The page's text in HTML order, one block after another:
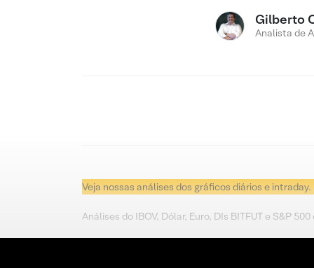
Gilberto
Analista de
Veja nossas análises dos gráficos diários e intraday.
Análises do IBOV, Dólar, Euro, DIs BITFUT e S&P